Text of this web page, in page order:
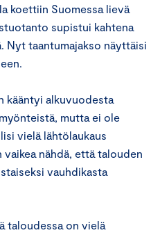
koettiin Suomessa lievä
supistui kahtena
Nyt taantumajakso näyttäisi
kääntyi alkuvuodesta
mutta ei ole
vielä lähtölaukaus
vaikea nähdä, että talouden
vauhdikasta
taloudessa on vielä